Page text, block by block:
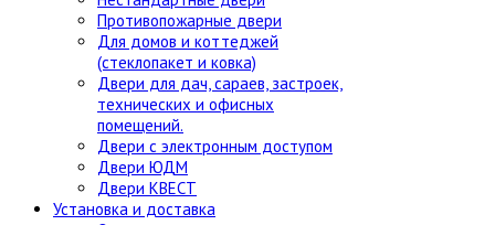
Противопожарные двери
Для домов и коттеджей
(стеклопакет и ковка)
Двери для дач, сараев, застроек,
технических и офисных
помещений.
Двери с электронным доступом
Двери ЮДМ
Двери КВЕСТ
Установка и доставка